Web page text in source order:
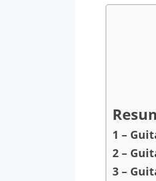
1 –
2 –
3 –